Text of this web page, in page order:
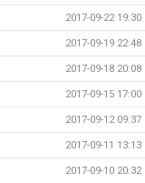
2017-09-22 19:30
2017-09-19 22:48
2017-09-18 20:08
2017-09-15 17:00
2017-09-12 09:37
2017-09-11 13:13
2017-09-10 20:32